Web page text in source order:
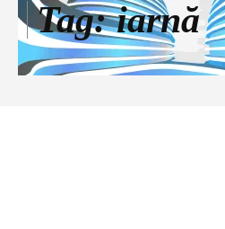
Tag:iarnă